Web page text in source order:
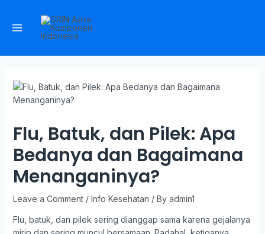
Flu, Batuk, dan Pilek: Apa
Bedanya dan Bagaimana
Menanganinya?
Leave a Comment / Info Kesehatan / By admin1
Flu, batuk, dan pilek sering dianggap sama karena gejalanya